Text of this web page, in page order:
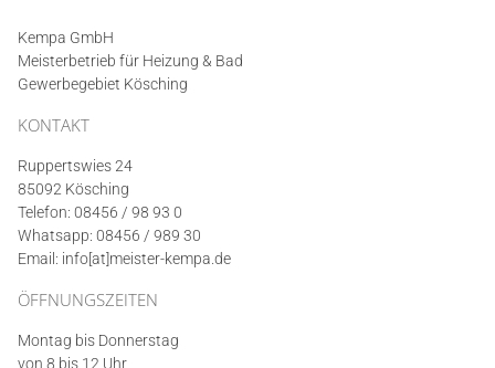
Kempa GmbH
Meisterbetrieb für Heizung & Bad
Gewerbegebiet Kösching
KONTAKT
Ruppertswies 24
85092 Kösching
Telefon: 08456 / 98 93 0
Whatsapp: 08456 / 989 30
Email: info[at]meister-kempa.de
ÖFFNUNGSZEITEN
Montag bis Donnerstag